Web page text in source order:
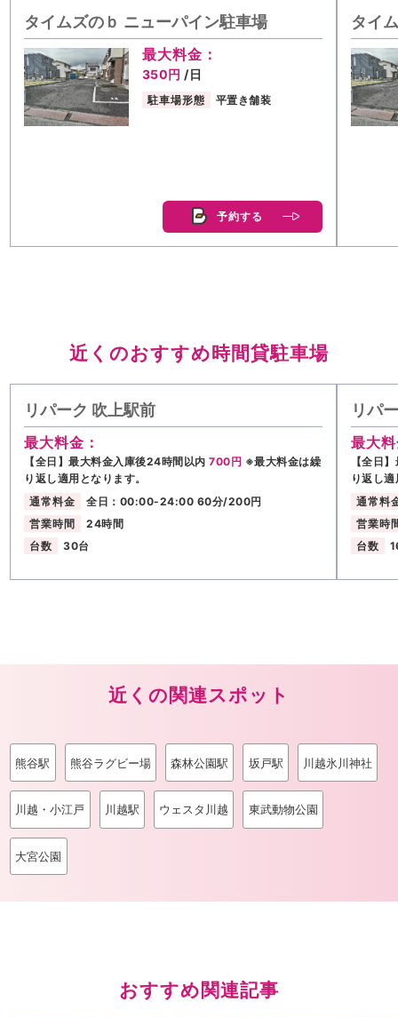
タイムズのｂ ニューパイン駐車場
最大料金：
350円 /日
駐車場形態 平置き舗装
予約する
タイ
近くのおすすめ時間貸駐車場
リパーク 吹上駅前
最大料金：
【全日】最大料金入庫後24時間以内700円 ※最大料金は繰
り返し適用となります。
通常料金
全日：00:00-24:00 60分/200円
営業時間
24時間
台数
30台
リパ
最大
【全日
り返し
通常料
営業時
台数
近くの関連スポット
熊谷駅 熊谷ラグビー場 森林公園駅 坂戸駅 川越氷川神社
川越・小江戸 川越駅 ウェスタ川越 東武動物公園
大宮公園
おすすめ関連記事